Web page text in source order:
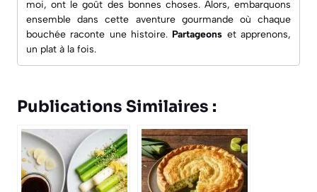
moi, ont le goût des bonnes choses. Alors, embarquons
ensemble dans cette aventure gourmande où chaque
bouchée raconte une histoire. Partageons et apprenons,
un plat à la fois.
Publications Similaires :